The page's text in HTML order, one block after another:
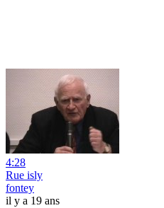
4:28
Rue isly
fontey
il y a 19 ans